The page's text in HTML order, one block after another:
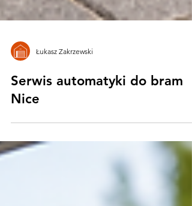
Łukasz Zakrzewski
Serwis automatyki do bram
Nice